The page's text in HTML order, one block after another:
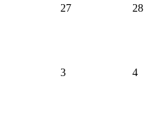
27 28
3 4